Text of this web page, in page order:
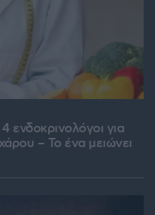
ενδοκρινολόγοι για
– Το ένα μειώνει